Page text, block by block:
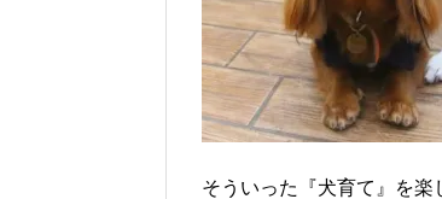
そういった『犬育て』を楽